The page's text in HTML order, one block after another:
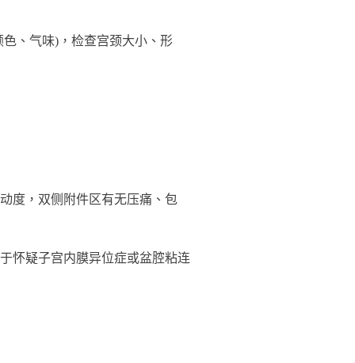
、气味)，检查宫颈大小、形
度，双侧附件区有无压痛、包
疑子宫内膜异位症或盆腔粘连